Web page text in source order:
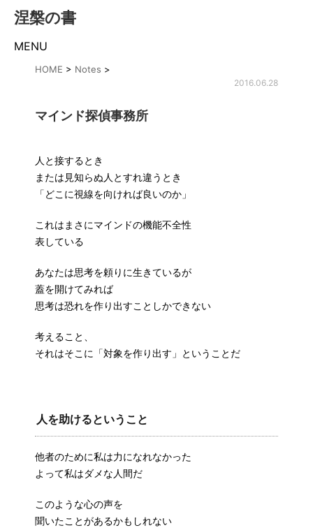
涅槃の書
MENU
HOME > Notes >
2016.06.28
マインド探偵事務所
人と接するとき
または見知らぬ人とすれ違うとき
「どこに視線を向ければ良いのか」
これはまさにマインドの機能不全性
表している
あなたは思考を頼りに生きているが
蓋を開けてみれば
思考は恐れを作り出すことしかできない
考えること、
それはそこに「対象を作り出す」ということだ
人を助けるということ
他者のために私は力になれなかった
よって私はダメな人間だ
このような心の声を
聞いたことがあるかもしれない